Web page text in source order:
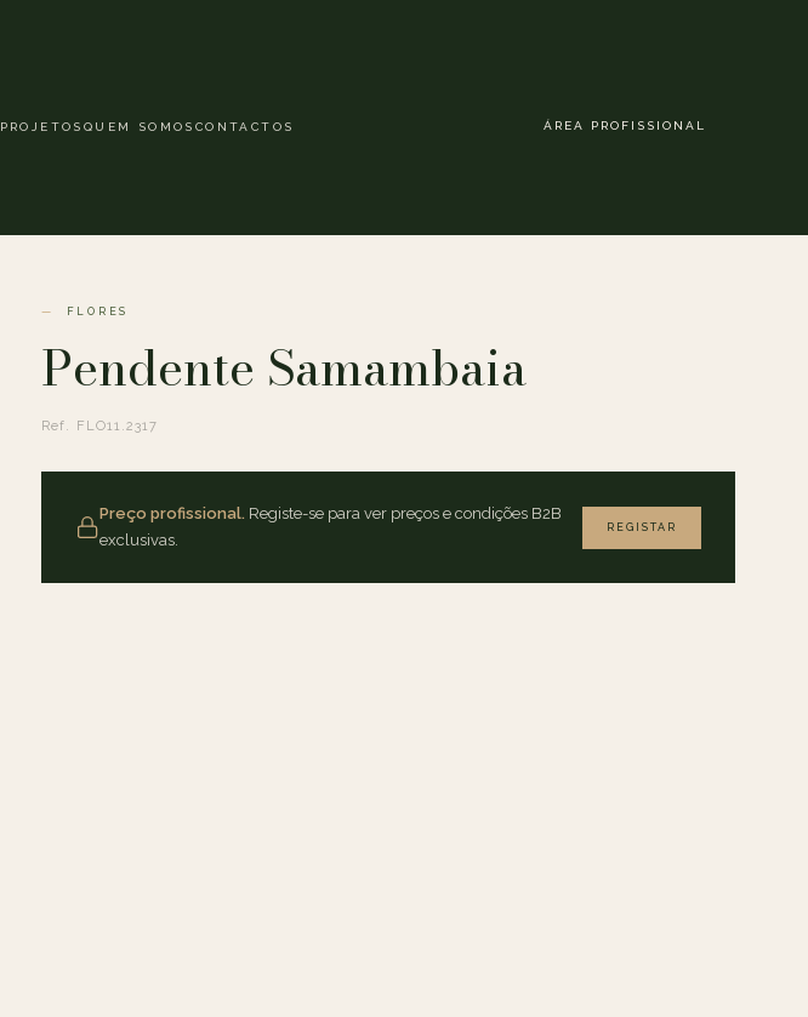
PROJETOS QUEM SOMOS CONTACTOS ÁREA PROFISSIONAL
FLORES
Pendente Samambaia
Ref. FLO11.2317
Preço profissional. Registe-se para ver preços e condições B2B
exclusivas.
REGISTAR